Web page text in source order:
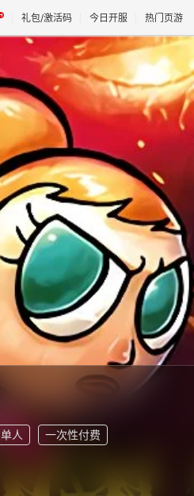
礼包/激活码 今日开服 热门页游
魔兽
王权与自由
单人 一次性付费